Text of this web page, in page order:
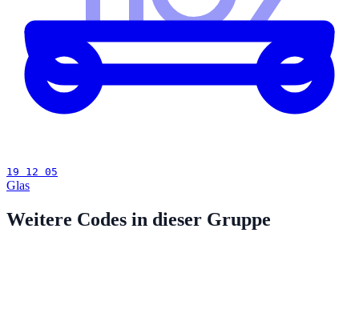
19 12 05
Glas
Weitere Codes in dieser Gruppe